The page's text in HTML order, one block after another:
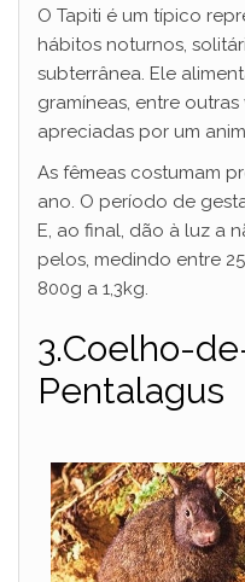
O Tapiti é um típico
hábitos noturnos,
subterrânea. Ele
gramíneas, entre
apreciadas por um
As fêmeas costumam
ano. O período de
E, ao final, dão à luz a
pelos, medindo entre
800g a 1,3kg.
3.Coelho-
Pentalagus